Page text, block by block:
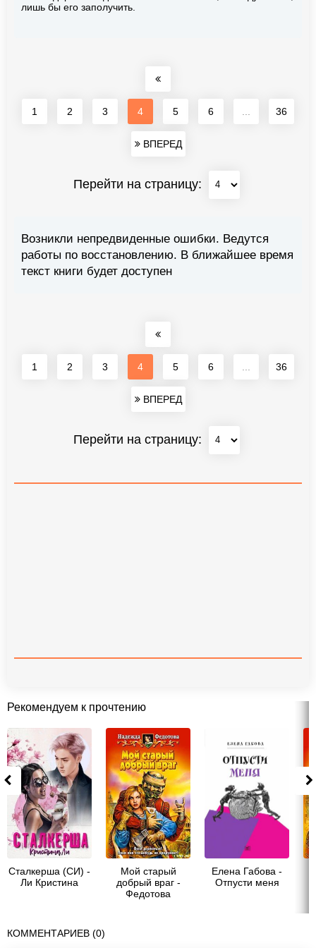
лишь бы его заполучить.
1 2 3 4 5 6 36
ВПЕРЕД
Перейти на страницу:
Возникли непредвиденные ошибки. Ведутся
работы по восстановлению. В ближайшее время
текст книги будет доступен
1 2 3 4 5 6 36
ВПЕРЕД
Перейти на страницу:
Рекомендуем к прочтению
Сталкерша (СИ) -
Ли Кристина
Мой старый
добрый враг -
Федотова
Елена Габова -
Отпусти меня
КОММЕНТАРИЕВ (0)